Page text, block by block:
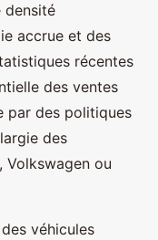
densité
accrue et des
récentes
des ventes
par des politiques
des
Volkswagen ou
véhicules